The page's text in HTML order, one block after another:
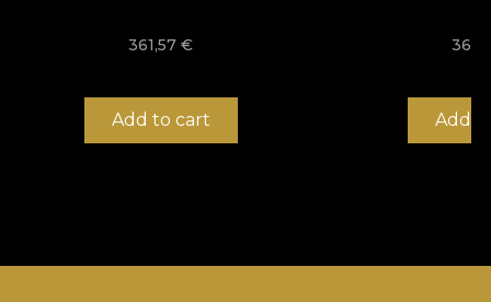
361,57€
Add to cart Add